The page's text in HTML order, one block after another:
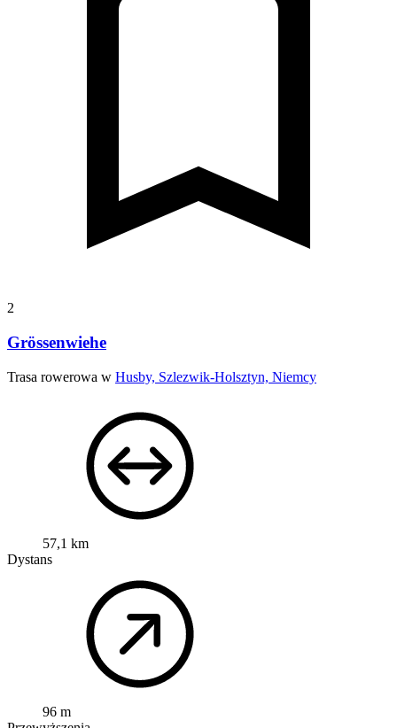
2
Grössenwiehe
Trasa rowerowa w Husby, Szlezwik-Holsztyn, Niemcy
57,1 km
Dystans
96 m